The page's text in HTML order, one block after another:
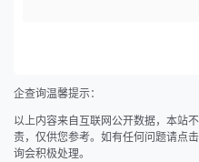
企查询温馨提示：
以上内容来自互联网公开数据，本站
责，仅供您参考。如有任何问题请点
询会积极处理。